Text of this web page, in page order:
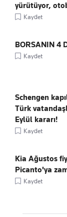
yürütüyor,
Kaydet
BORSANIN 4
Kaydet
Schengen
Türk
Eylül kararı!
Kaydet
Kia Ağustos
Picanto'ya
Kaydet